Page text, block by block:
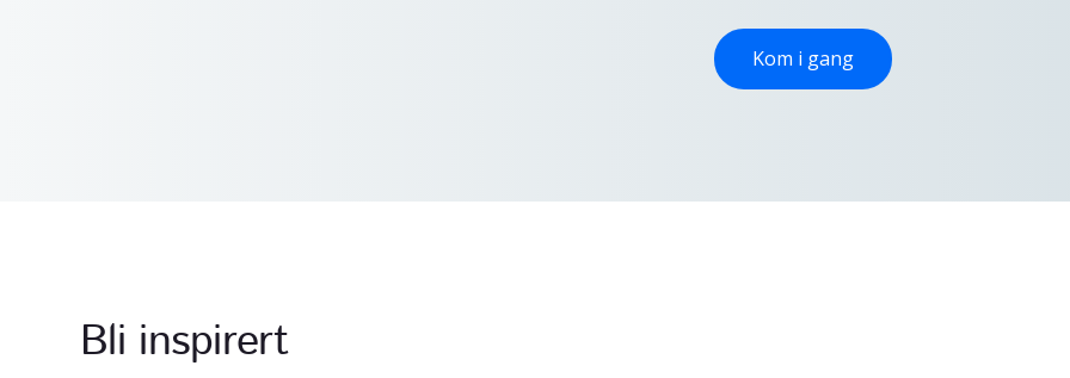
Kom i gang
Bli inspirert